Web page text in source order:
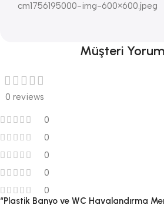
cm1756195000-img-600×600.jpeg
Müşteri
0 reviews
0
0
0
0
0
“Plastik Banyo ve WC Havalandırma